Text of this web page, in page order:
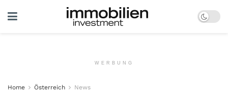
WERBUNG
Home Österreich News